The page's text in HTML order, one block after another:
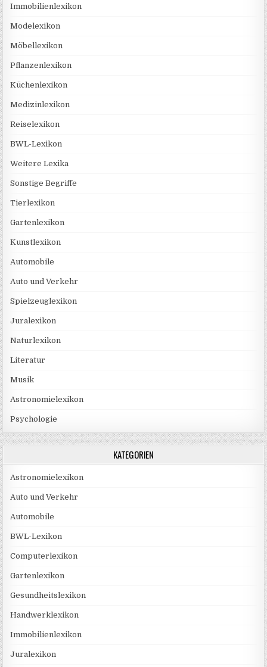
Immobilienlexikon
Modelexikon
Möbellexikon
Pflanzenlexikon
Küchenlexikon
Medizinlexikon
Reiselexikon
BWL-Lexikon
Weitere Lexika
Sonstige Begriffe
Tierlexikon
Gartenlexikon
Kunstlexikon
Automobile
Auto und Verkehr
Spielzeuglexikon
Juralexikon
Naturlexikon
Literatur
Musik
Astronomielexikon
Psychologie
KATEGORIEN
Astronomielexikon
Auto und Verkehr
Automobile
BWL-Lexikon
Computerlexikon
Gartenlexikon
Gesundheitslexikon
Handwerklexikon
Immobilienlexikon
Juralexikon